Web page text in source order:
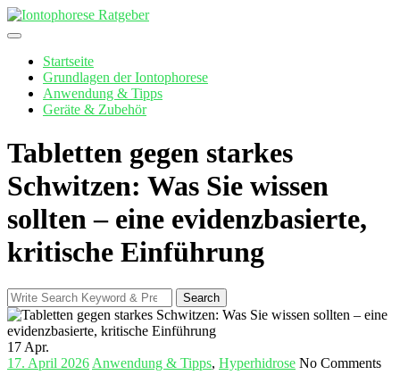
Skip
to
Startseite
Grundlagen der Iontophorese
Anwendung & Tipps
Geräte & Zubehör
Tabletten gegen starkes
Schwitzen: Was Sie wissen
sollten – eine evidenzbasierte,
kritische Einführung
Search
for:
Search
17 Apr.
17. April 2026 Anwendung & Tipps, Hyperhidrose No Comments